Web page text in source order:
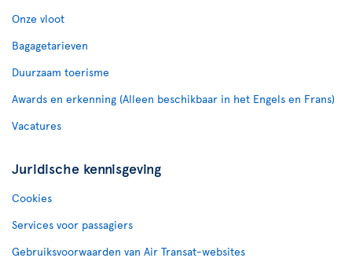
Onze vloot
Bagagetarieven
Duurzaam toerisme
Awards en erkenning (Alleen beschikbaar in het Engels en Frans)
Vacatures
Juridische kennisgeving
Cookies
Services voor passagiers
Gebruiksvoorwaarden van Air Transat-websites